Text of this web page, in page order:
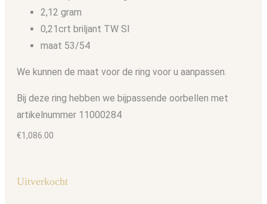
2,12 gram
0,21crt briljant TW SI
maat 53/54
We kunnen de maat voor de ring voor u aanpassen.
Bij deze ring hebben we bijpassende oorbellen met
artikelnummer 11000284
€1,086.00
Uitverkocht